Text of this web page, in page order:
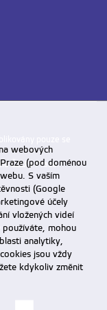
ČZU v Praze.
webových
(pod doménou
S vaším
(Google
účely
vložených videí
mohou
analytiky,
jsou vždy
kdykoliv změnit